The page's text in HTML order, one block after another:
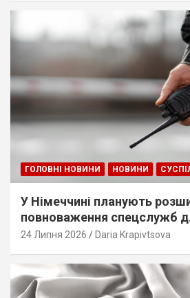
ГОЛОВНІ НОВИНИ НОВИНИ
У Німеччині планують
повноваження спецслужб
стеження
24 Липня 2026 Daria Krapivtsova